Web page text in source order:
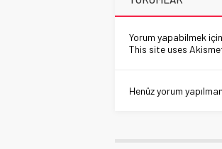
Yorum yapabilmek için
This site uses
Henüz yorum